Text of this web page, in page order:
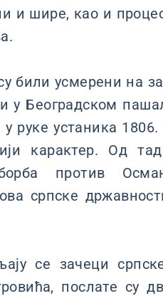
и шире, као и
били усмерени на
у Београдском
руке устаника
карактер. Од
борба против
српске
се зачеци
послате су